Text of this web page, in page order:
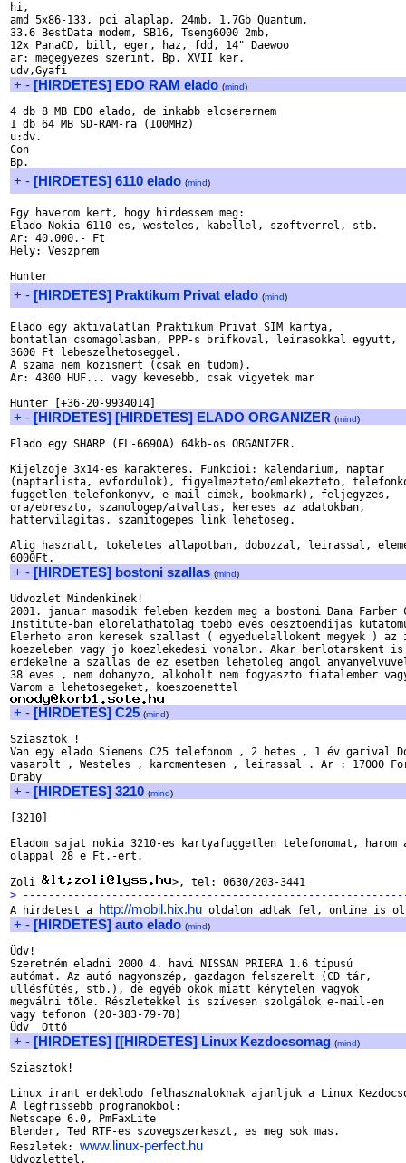
hi,
amd 5x86-133, pci alaplap, 24mb, 1.7Gb Quantum,
33.6 BestData modem, SB16, Tseng6000 2mb,
12x PanaCD, bill, eger, haz, fdd, 14" Daewoo
ar: megegyezes szerint, Bp. XVII ker.
+ - [HIRDETES] EDO RAM elado (mind)
4 db 8 MB EDO elado, de inkabb elcserernem
1 db 64 MB SD-RAM-ra (100MHz)
u:dv.
Con
+ - [HIRDETES] 6110 elado (mind)
Egy haverom kert, hogy hirdessem meg:
Elado Nokia 6110-es, westeles, kabellel, szoftverrel, stb.
Ar: 40.000.- Ft
Hely: Veszprem
+ - [HIRDETES] Praktikum Privat elado (mind)
Elado egy aktivalatlan Praktikum Privat SIM kartya,
bontatlan csomagolasban, PPP-s brifkoval, leirasokkal egyutt,
3600 Ft lebeszelhetoseggel.
A szama nem kozismert (csak en tudom).
Ar: 4300 HUF... vagy kevesebb, csak vigyetek mar
+ - [HIRDETES] [HIRDETES] ELADO ORGANIZER (mind)
Elado egy SHARP (EL-6690A) 64kb-os ORGANIZER.
Kijelzoje 3x14-es karakteres. Funkcioi: kalendarium, naptar
(naptarlista, evfordulok), figyelmezteto/emlekezteto,
fuggetlen telefonkonyv, e-mail cimek, bookmark), feljegyzes,
ora/ebreszto, szamologep/atvaltas, kereses az adatokban,
hattervilagitas, szamitogepes link lehetoseg.
Alig hasznalt, tokeletes allapotban, dobozzal, leirassal,
+ - [HIRDETES] bostoni szallas (mind)
Udvozlet Mindenkinek!
2001. januar masodik feleben kezdem meg a bostoni Dana Farber
Institute-ban elorelathatolag toebb eves oesztoendijas
Elerheto aron keresek szallast ( egyeduelallokent megyek )
koezeleben vagy jo koezlekedesi vonalon. Akar berlotarskent
erdekelne a szallas de ez esetben lehetoleg angol
38 eves , nem dohanyzo, alkoholt nem fogyaszto fiatalember
+ - [HIRDETES] C25 (mind)
Sziasztok !
Van egy elado Siemens C25 telefonom , 2 hetes , 1 év garival
vasarolt , Westeles , karcmentesen , leirassal . Ar : 17000
+ - [HIRDETES] 3210 (mind)
[3210]
Eladom sajat nokia 3210-es kartyafuggetlen telefonomat,
olappal 28 e Ft.-ert.
Zoli
>
A hirdetest a http://mobil.hix.hu
+ - [HIRDETES] auto elado (mind)
Üdv!
Szeretném eladni 2000 4. havi NISSAN PRIERA 1.6 típusú
autómat. Az autó nagyonszép, gazdagon felszerelt (CD tár,
üllésfûtés, stb.), de egyéb okok miatt kénytelen vagyok
megválni tõle. Részletekkel is szívesen szolgálok e-mail-en
vagy tefonon (20-383-79-78)
+ - [HIRDETES] [[HIRDETES] Linux Kezdocsomag (mind)
Sziasztok!
Linux irant erdeklodo felhasznaloknak ajanljuk a Linux
A legfrissebb programokbol:
Netscape 6.0, PmFaxLite
Blender, Ted RTF-es szovegszerkeszt, es meg sok mas.
Reszletek: www.linux-perfect.hu
Udvozlettel,